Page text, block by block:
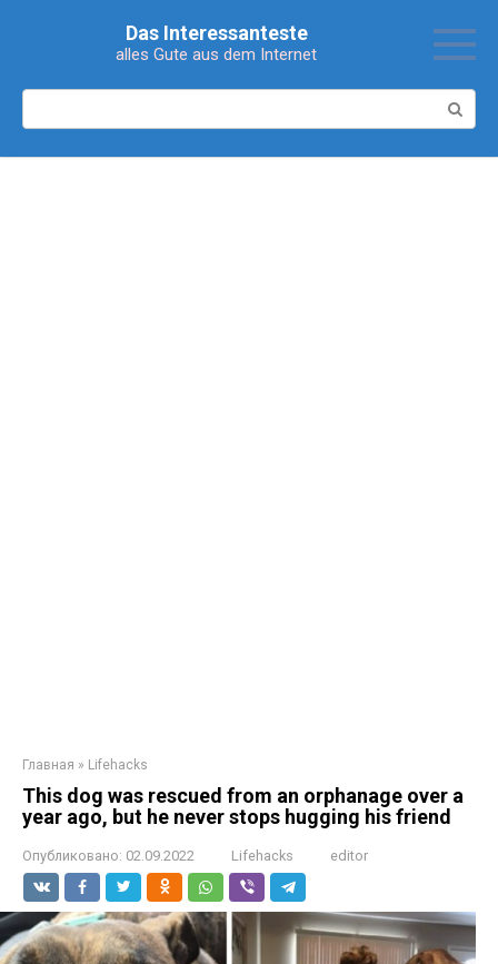
Das Interessanteste
alles Gute aus dem Internet
Главная » Lifehacks
This dog was rescued from an orphanage over a
year ago, but he never stops hugging his friend
Опубликовано: 02.09.2022 Lifehacks editor